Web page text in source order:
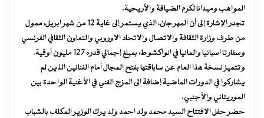
المواهب وميدانا لكرم الضيافة والأريحية.
تجدر الإشارة إلى أن المهرجان، الذي يستمر إلى غاية 12 من شهر ابريل، ممول
من طرف وزارة الثقافة والاتصال والاتحاد الاوروبي والتعاون الثقافي الفرنسي
وسفارتا اسبانيا والمانيا في انواكشوط، بمبلغ إجمالي قدره 127 مليون أوقية.
وتتميز نسخة هذا العام عن ساباقتها بفتح المجال أمام الفنانين الذين لم
يشاركوا في الدورات الماضية إضافة الى المزج الفني في الأغنية الواحدة بين
الموريتاني والأجنبي.
حضر حفل الافتتاح السيد محمد ولد احمد ولد يرك الوزير المكلف بالشباب